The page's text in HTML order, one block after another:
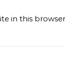
in this